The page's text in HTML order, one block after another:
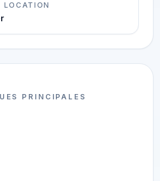
PRINCIPALES
LOCATION